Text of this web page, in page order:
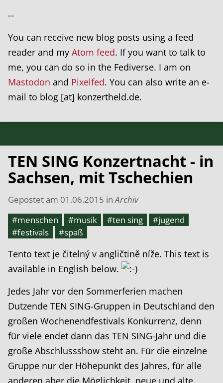
--
You can receive new blog posts using a feed
reader and my Atom feed. If you want to talk to
me, you can do so in the Fediverse. I am on
Mastodon and Pixelfed. You can also write an e-
mail to blog [at] konzertheld.de.
TEN SING Konzertnacht - in
Sachsen, mit Tschechien
Gepostet am 01.06.2015 inArchiv
#menschen
#musik #ten sing
#jugend
#festivals
#spaß
Tento text je čitelný v angličtině níže. This text is
available in English below.
Jedes Jahr vor den Sommerferien machen
Dutzende TEN SING-Gruppen in Deutschland den
großen Wochenendfestivals Konkurrenz, denn
für viele endet dann das TEN SING-Jahr und die
große Abschlussshow steht an. Für die einzelne
Gruppe nur der Höhepunkt des Jahres, für alle
anderen aber die Möglichkeit, neue und alte